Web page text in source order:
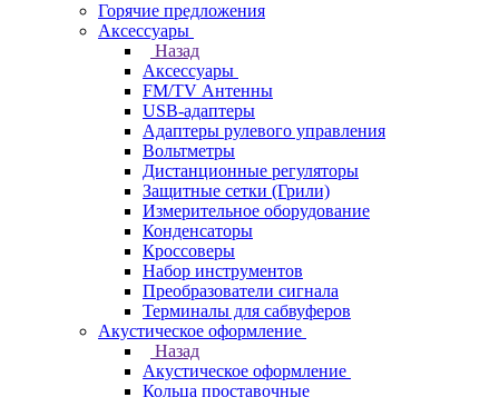
Горячие предложения
Аксессуары
Назад
Аксессуары
FM/TV Антенны
USB-адаптеры
Адаптеры рулевого управления
Вольтметры
Дистанционные регуляторы
Защитные сетки (Грили)
Измерительное оборудование
Конденсаторы
Кроссоверы
Набор инструментов
Преобразователи сигнала
Терминалы для сабвуферов
Акустическое оформление
Назад
Акустическое оформление
Кольца проставочные